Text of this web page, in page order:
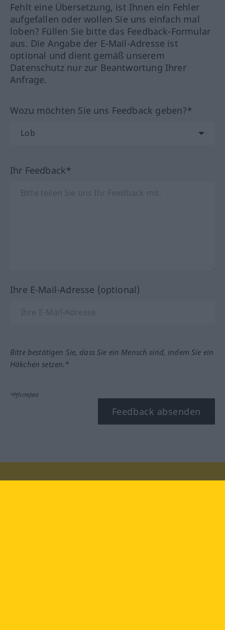
Fehlt eine Übersetzung, ist Ihnen ein Fehler
aufgefallen oder wollen Sie uns einfach mal
loben? Füllen Sie bitte das Feedback-Formular
aus. Die Angabe der E-Mail-Adresse ist
optional und dient gemäß unserem
Datenschutz nur zur Beantwortung Ihrer
Anfrage.
Wozu möchten Sie uns Feedback geben?*
Ihr Feedback*
Ihre E-Mail-Adresse (optional)
Bitte bestätigen Sie, dass Sie ein Mensch sind, indem Sie ein
Häkchen setzen.*
*Pflichtfeld
Feedback absenden